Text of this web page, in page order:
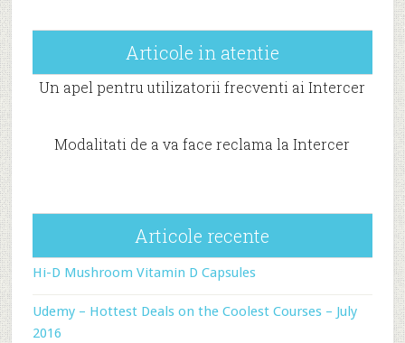
Articole in atentie
Un apel pentru utilizatorii frecventi ai Intercer
Modalitati de a va face reclama la Intercer
Articole recente
Hi-D Mushroom Vitamin D Capsules
Udemy – Hottest Deals on the Coolest Courses – July
2016